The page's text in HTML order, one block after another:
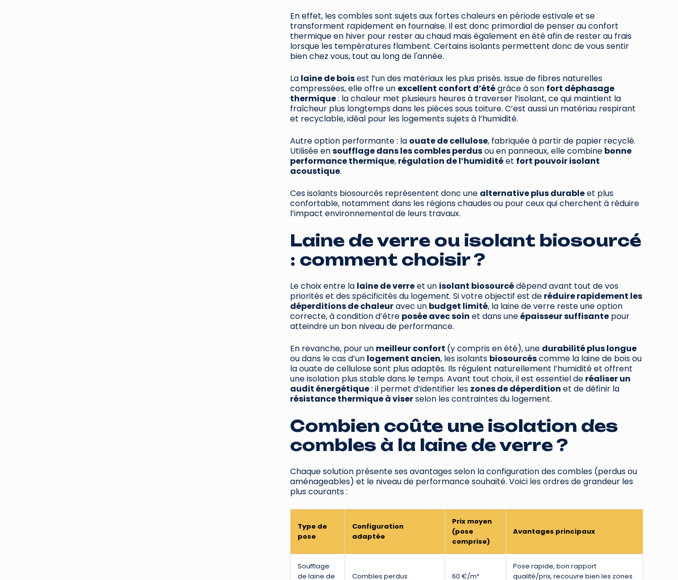
En effet, les combles sont sujets aux fortes chaleurs en période estivale et se
transforment rapidement en fournaise. Il est donc primordial de penser au confort
thermique en hiver pour rester au chaud mais également en été afin de rester au frais
lorsque les températures flambent. Certains isolants permettent donc de vous sentir
bien chez vous, tout au long de l'année.
La laine de boisest l’un des matériaux les plus prisés. Issue de fibres naturelles
compressées, elle offre un excellent confort d’étégrâce à son fort déphasage
thermique: la chaleur met plusieurs heures à traverser l’isolant, ce qui maintient la
fraîcheur plus longtemps dans les pièces sous toiture. C’est aussi un matériau respirant
et recyclable, idéal pour les logements sujets à l’humidité.
Autre option performante : la ouate de cellulose, fabriquée à partir de papier recyclé.
Utilisée ensoufflage dans les combles perdusou en panneaux, elle combine bonne
performance thermique, régulation de l’humiditéet fort pouvoir isolant
acoustique.
Ces isolants biosourcés représentent donc une alternative plus durableet plus
confortable, notamment dans les régions chaudes ou pour ceux qui cherchent à réduire
l’impact environnemental de leurs travaux.
Laine de verre ou isolant biosourcé
: comment choisir ?
Le choix entre la laine de verreet un isolant biosourcédépend avant tout de vos
priorités et des spécificités du logement. Si votre objectif est de réduire rapidement les
déperditions de chaleuravec un budget limité, la laine de verre reste une option
correcte, à condition d’être posée avec soin et dans uneépaisseur suffisante pour
atteindre un bon niveau de performance.
En revanche, pour un meilleur confort (y compris en été), une durabilité plus longue
ou dans le cas d’un logement ancien, les isolants biosourcéscomme la laine de bois ou
la ouate de cellulose sont plus adaptés. Ils régulent naturellement l’humidité et offrent
une isolation plus stable dans le temps. Avant tout choix, il est essentiel de réaliser un
audit énergétique: il permet d’identifier les zones de déperdition et de définir la
résistance thermique à viserselon les contraintes du logement.
Combien coûte une isolation des
combles à la laine de verre ?
Chaque solution présente ses avantages selon la configuration des combles (perdus ou
aménageables) et le niveau de performance souhaité. Voici les ordres de grandeur les
plus courants :
Type de
pose
Configuration
adaptée
Prix moyen
(pose
comprise)
Avantages principaux
Soufflage
de laine de
Combles perdus 60 €/m²
Pose rapide, bon rapport
qualité/prix, recouvre bien les zones